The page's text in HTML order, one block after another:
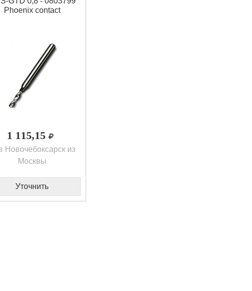
Phoenix contact
1 115,15
Новочебоксарск из
Москвы
Уточнить